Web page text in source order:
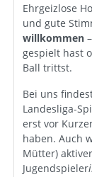
Ehrgeizlose
und gute
willkommen
gespielt hast
Ball trittst.
Bei uns
Landesliga-
erst vor
haben. Auch
Mütter)
Jugendspieler